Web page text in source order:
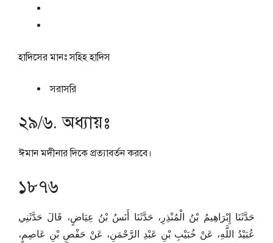
হাদিসের মানঃসহিহ হাদিস
সরাসরি
২৯/৬. অধ্যায়ঃ
ঈমান মদীনার দিকে প্রত্যাবর্তন করবে।
১৮৭৬
حَدَّثَنَا إِبْرَاهِيمُ بْنُ الْمُنْذِرِ، حَدَّثَنَا أَنَسُ بْنُ عِيَاضٍ، قَالَ حَدَّثَنِي
عُبَيْدُ اللَّهِ، عَنْ خُبَيْبِ بْنِ عَبْدِ الرَّحْمَنِ، عَنْ حَفْصِ بْنِ عَاصِمٍ،